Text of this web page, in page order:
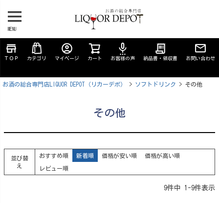
MENU
store
ＴＯＰ カテゴリ
account_circle
マイページ カート
settings_voice
お客様の声
receipt_long
納品書・領収書 お問い合わせ
お酒の総合専門店LIQUOR DEPOT（リカーデポ） ソフトドリンク その他
その他
並び替
え
おすすめ順 新着順 価格が安い順 価格が高い順
レビュー順
9件中 1 -9件表示